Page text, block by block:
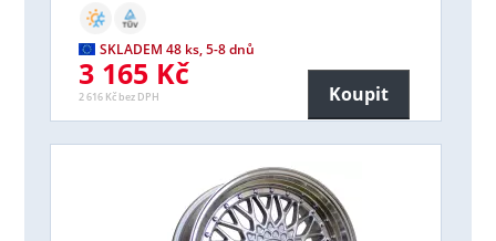
SKLADEM 48 ks, 5-8 dnů
3 165 Kč
2 616 Kč bez DPH Koupit